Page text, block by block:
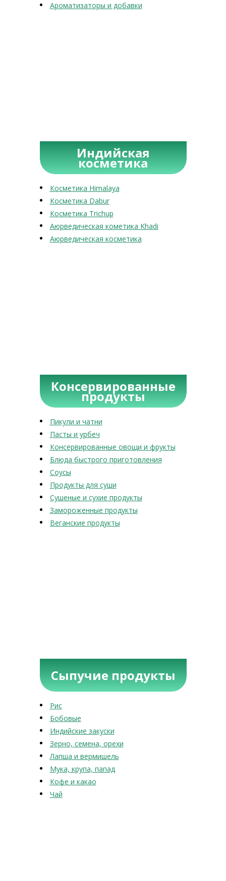
Ароматизаторы и добавки
Индийская
косметика
Косметика Himalaya
Косметика Dabur
Косметика Trichup
Аюрведическая кометика Khadi
Аюрведическая косметика
Консервированные
продукты
Пикули и чатни
Пасты и урбеч
Консервированные овощи и фрукты
Блюда быстрого приготовления
Соусы
Продукты для суши
Сушеные и сухие продукты
Замороженные продукты
Веганские продукты
Сыпучие продукты
Рис
Бобовые
Индийские закуски
Зерно, семена, орехи
Лапша и вермишель
Мука, крупа, папад
Кофе и какао
Чай